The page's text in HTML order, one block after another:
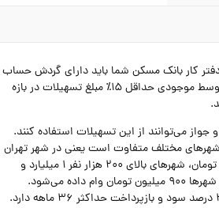
کار بانک مسکن شما باید دارای گردش حساب
جاری یا سپرده ممتاز با متوسط موجودی حداقل 15٪ مبلغ تسهیلات در بازه
می‌توانند از این تسهیلات استفاده کنند.
مختلف متفاوت است یعنی در شهر تهران
یک میلیارد و 500 میلیون تومان، شهرهای بالای 200 هزار نفر 1 میلیارد و
200 میلیون تومان و سایر شهرها 900 میلیون تومان وام داده می‌شود.